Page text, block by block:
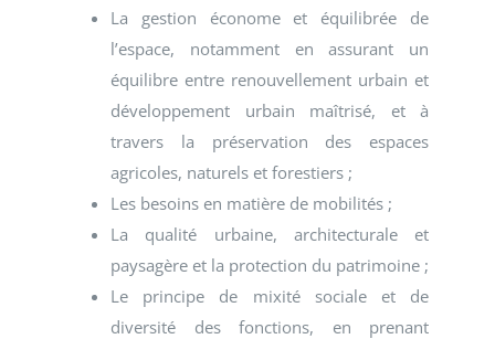
La gestion économe et équilibrée de
l’espace, notamment en assurant un
équilibre entre renouvellement urbain et
développement urbain maîtrisé, et à
travers la préservation des espaces
agricoles, naturels et forestiers ;
Les besoins en matière de mobilités ;
La qualité urbaine, architecturale et
paysagère et la protection du patrimoine ;
Le principe de mixité sociale et de
diversité des fonctions, en prenant